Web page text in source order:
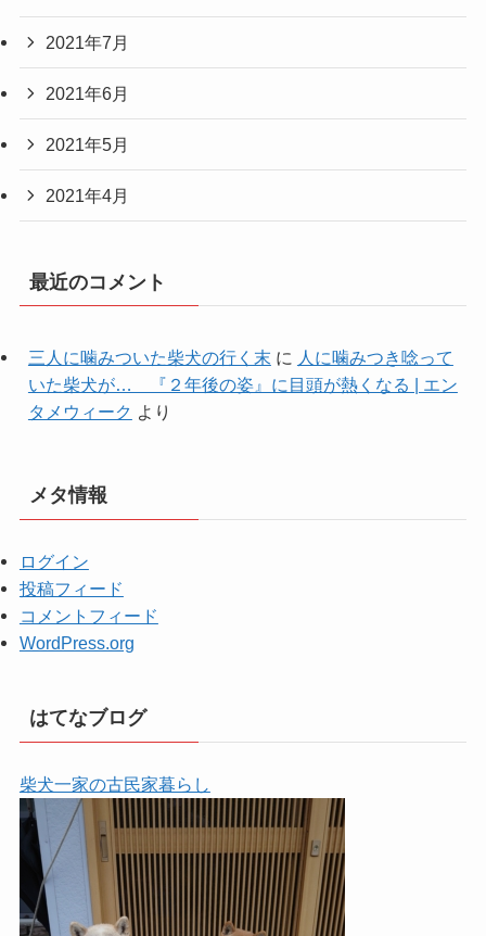
2021年7月
2021年6月
2021年5月
2021年4月
最近のコメント
三人に噛みついた柴犬の行く末 に 人に噛みつき唸って
いた柴犬が… 『２年後の姿』に目頭が熱くなる | エン
タメウィーク より
メタ情報
ログイン
投稿フィード
コメントフィード
WordPress.org
はてなブログ
柴犬一家の古民家暮らし